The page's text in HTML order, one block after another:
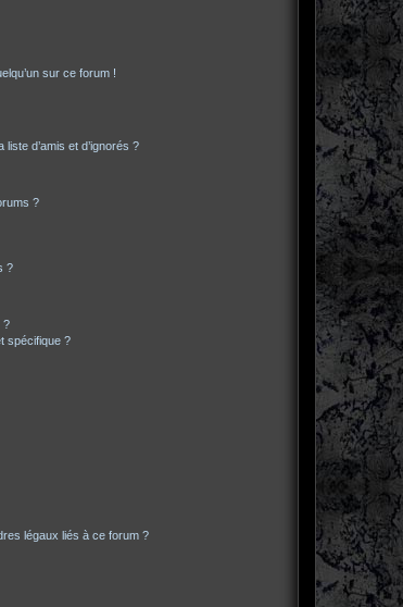
sur ce forum !
d’amis et d’ignorés ?
?
?
?
spécifique ?
légaux liés à ce forum ?